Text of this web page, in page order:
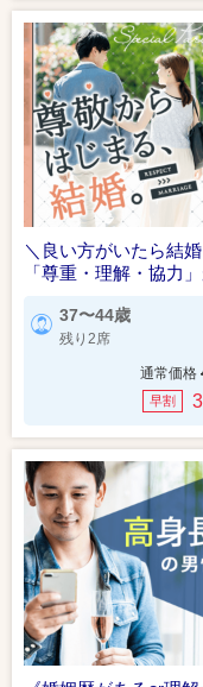
＼良い方がいたら結
「尊重・理解・協力
37〜44歳
残り2席
通常価格
早割